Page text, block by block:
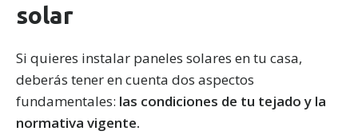
solar
Si quieres instalar paneles solares en tu casa,
deberás tener en cuenta dos aspectos
fundamentales: las condiciones de tu tejado y la
normativa vigente.